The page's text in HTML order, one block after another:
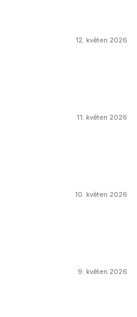
12. květen 2026
11. květen 2026
10. květen 2026
9. květen 2026